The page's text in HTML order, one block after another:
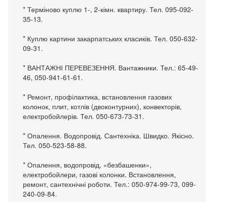
* Терміново куплю 1-, 2-кімн. квартиру. Тел. 095-092-
35-13.
* Куплю картини закарпатських класиків. Тел. 050-632-
09-31.
* ВАНТАЖНІ ПЕРЕВЕЗЕННЯ. Вантажники. Тел.: 65-49-
46, 050-941-61-61.
* Ремонт, профілактика, встановлення газових
колонок, плит, котлів (двоконтурних), конвекторів,
електробойлерів. Тел. 050-673-73-31.
* Опалення. Водопровід. Сантехніка. Швидко. Якісно.
Тел. 050-523-58-88.
* Опалення, водопровід, «безбашенки»,
електробойлери, газові колонки. Встановлення,
ремонт, сантехнічні роботи. Тел.: 050-974-99-73, 099-
240-09-84.